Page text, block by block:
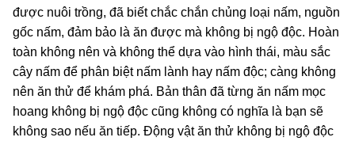
được nuôi trồng, đã biết chắc chắn chủng loại nấm, nguồn
gốc nấm, đảm bảo là ăn được mà không bị ngộ độc. Hoàn
toàn không nên và không thể dựa vào hình thái, màu sắc
cây nấm để phân biệt nấm lành hay nấm độc; càng không
nên ăn thử để khám phá. Bản thân đã từng ăn nấm mọc
hoang không bị ngộ độc cũng không có nghĩa là bạn sẽ
không sao nếu ăn tiếp. Động vật ăn thử không bị ngộ độc